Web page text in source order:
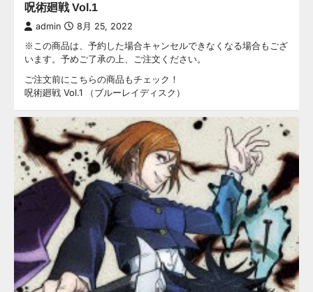
呪術廻戦 Vol.1
admin 8月 25, 2022
※この商品は、予約した場合キャンセルできなくなる場合もござ
います。予めご了承の上、ご注文ください。
ご注文前にこちらの商品もチェック！
呪術廻戦 Vol.1 （ブルーレイディスク）